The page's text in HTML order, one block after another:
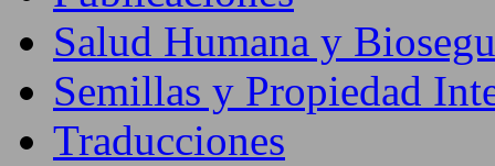
Salud Humana y
Semillas y Propiedad
Traducciones